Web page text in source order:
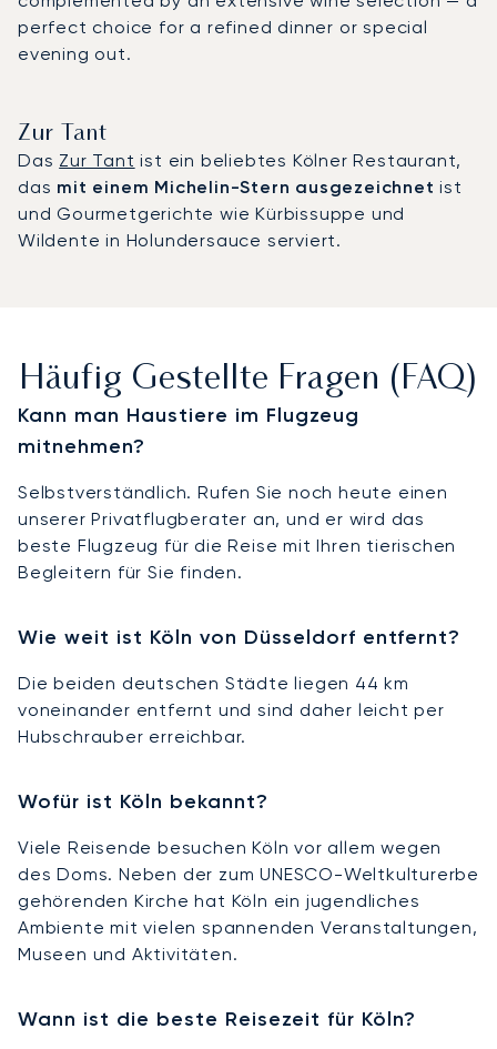
perfect choice for a refined dinner or special
evening out.
Zur Tant
Das Zur Tant ist ein beliebtes Kölner Restaurant,
das mit einem Michelin-Stern ausgezeichnet ist
und Gourmetgerichte wie Kürbissuppe und
Wildente in Holundersauce serviert.
Häufig Gestellte Fragen (FAQ)
Kann man Haustiere im Flugzeug
mitnehmen?
Selbstverständlich. Rufen Sie noch heute einen
unserer Privatflugberater an, und er wird das
beste Flugzeug für die Reise mit Ihren tierischen
Begleitern für Sie finden.
Wie weit ist Köln von Düsseldorf entfernt?
Die beiden deutschen Städte liegen 44 km
voneinander entfernt und sind daher leicht per
Hubschrauber erreichbar.
Wofür ist Köln bekannt?
Viele Reisende besuchen Köln vor allem wegen
des Doms. Neben der zum UNESCO-Weltkulturerbe
gehörenden Kirche hat Köln ein jugendliches
Ambiente mit vielen spannenden Veranstaltungen,
Museen und Aktivitäten.
Wann ist die beste Reisezeit für Köln?